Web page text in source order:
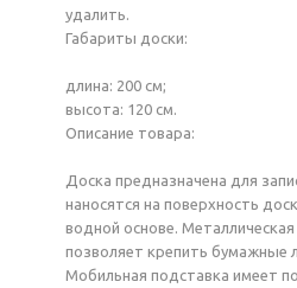
удалить.
Габариты доски:
длина: 200 см;
высота: 120 см.
Описание товара:
Доска предназначена для
наносятся на поверхность
водной основе.
позволяет крепить бумажные
Мобильная подставка имеет